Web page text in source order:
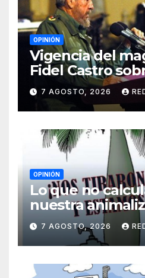
OPINIÓN
Vigencia del
Fidel Castro
del liderazgo
Por Jorge Luís
7 AGOSTO, 2026
OPINIÓN
Lo que no
nuestra
Laidi Fernández
7 AGOSTO, 2026